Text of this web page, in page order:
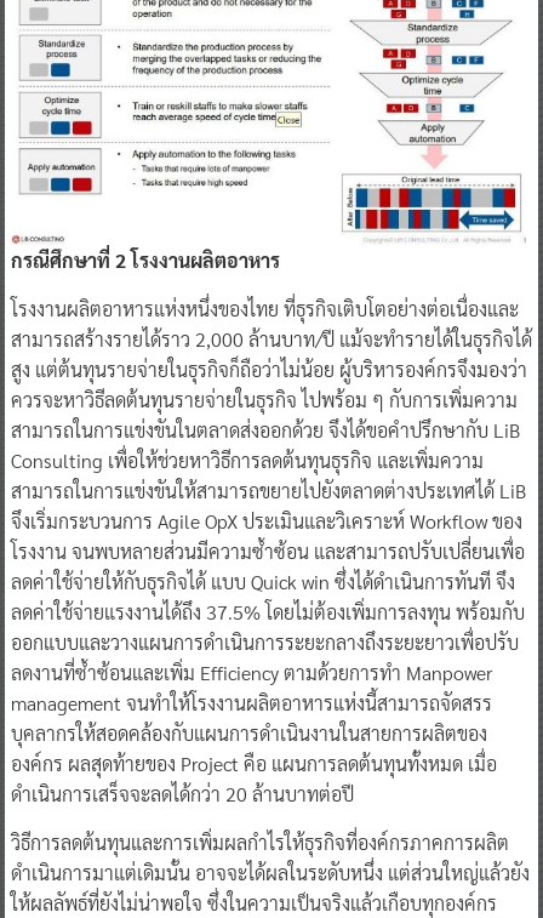
กรณีศึกษาที่ 2 โรงงานผลิตอาหาร
โรงงานผลิตอาหารแห่งหนึ่งของไทย ที่ธุรกิจเติบโตอย่างต่อเนื่องและ
สามารถสร้างรายได้ราว 2,000 ล้านบาท/ปี แม้จะทำรายได้ในธุรกิจได้
สูง แต่ต้นทุนรายจ่ายในธุรกิจก็ถือว่าไม่น้อย ผู้บริหารองค์กรจึงมองว่า
ควรจะหาวิธีลดต้นทุนรายจ่ายในธุรกิจ ไปพร้อม ๆ กับการเพิ่มความ
สามารถในการแข่งขันในตลาดส่งออกด้วย จึงได้ขอคำปรึกษากับ LiB
Consulting เพื่อให้ช่วยหาวิธีการลดต้นทุนธุรกิจ และเพิ่มความ
สามารถในการแข่งขันให้สามารถขยายไปยังตลาดต่างประเทศได้ LiB
จึงเริ่มกระบวนการ Agile OpX ประเมินและวิเคราะห์ Workflow ของ
โรงงาน จนพบหลายส่วนมีความซ้ำซ้อน และสามารถปรับเปลี่ยนเพื่อ
ลดค่าใช้จ่ายให้กับธุรกิจได้ แบบ Quick win ซึ่งได้ดำเนินการทันที จึง
ลดค่าใช้จ่ายแรงงานได้ถึง 37.5% โดยไม่ต้องเพิ่มการลงทุน พร้อมกับ
ออกแบบและวางแผนการดำเนินการระยะกลางถึงระยะยาวเพื่อปรับ
ลดงานที่ซ้ำซ้อนและเพิ่ม Efficiency ตามด้วยการทำ Manpower
management จนทำให้โรงงานผลิตอาหารแห่งนี้สามารถจัดสรร
บุคลากรให้สอดคล้องกับแผนการดำเนินงานในสายการผลิตของ
องค์กร ผลสุดท้ายของ Project คือ แผนการลดต้นทุนทั้งหมด เมื่อ
ดำเนินการเสร็จจะลดได้กว่า 20 ล้านบาทต่อปี
วิธีการลดต้นทุนและการเพิ่มผลกำไรให้ธุรกิจที่องค์กรภาคการผลิต
ดำเนินการมาแต่เดิมนั้น อาจจะได้ผลในระดับหนึ่ง แต่ส่วนใหญ่แล้วยัง
ให้ผลลัพธ์ที่ยังไม่น่าพอใจ ซึ่งในความเป็นจริงแล้วเกือบทุกองค์กร